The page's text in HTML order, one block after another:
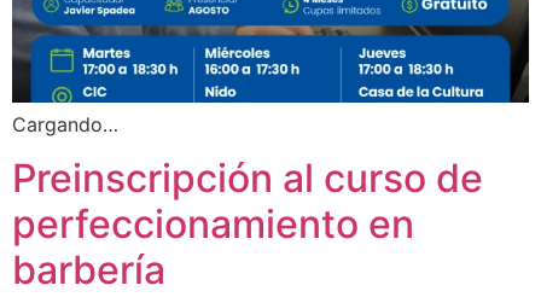
Cargando…
Preinscripción al curso de
perfeccionamiento en
barbería